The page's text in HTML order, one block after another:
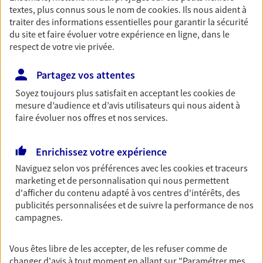
Découvrir les offres Épargne
Retraite
Préparez sereinement ce nouveau chapitre de
votre vie avec les conseils d'un expert. Découvrez
notre solution PER (Plan Epargne Retraite)
spécialement conçue pour la retraite.
Prévoyance
Pour un avenir serein, assurez-vous avec notre
contrat prévoyance. Préservez vos proches en cas
d'accident ou de maladie en optant pour les
garanties incapacité temporaire totale de travail,
Découvrir l'offre Prévoyance
textes, plus connus sous le nom decookies. Ils nous aident à
traiter des informations essentielles pour garantir la sécurité
du site et faire évoluer votre expérience en ligne, dans le
respect de votre vie privée.
Partagez vos attentes
Soyez toujours plus satisfait en acceptant lescookiesde
mesure d’audience et d’avis utilisateurs qui nous aident à
faire évoluer nos offres et nos services.
Enrichissez votre expérience
Naviguez selon vos préférences avec lescookies et traceurs
marketing et de personnalisation qui nous permettent
d'afficher du contenu adapté à vos centres d'intérêts, des
publicités personnalisées et de suivre la performance de nos
campagnes.
Vous êtes libre de les accepter, de les refuser comme de